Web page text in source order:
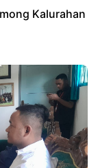
Kalurahan